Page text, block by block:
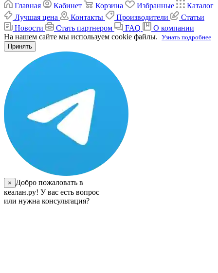
Главная
Кабинет Корзина Избранные
Каталог
Лучшая цена
Контакты Производители
Статьи
Новости
Стать партнером FAQ
О компании
На нашем сайте мы используем cookie файлы. Узнать подробнее
Принять
×
Добро пожаловать в
кеалан.ру! У вас есть вопрос
или нужна консультация?